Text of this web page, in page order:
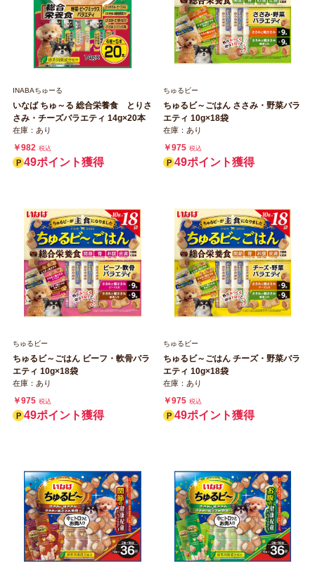
INABAちゅーる
いなば ちゅ～る 総合栄養食 とりさ
さみ・チーズバラエティ 14g×20本
在庫：あり
￥982 税込
49ポイント獲得
ちゅるビー
ちゅるビ～ごはん ささみ・野菜バラ
エティ 10g×18袋
在庫：あり
￥975 税込
49ポイント獲得
ちゅるビー
ちゅるビ～ごはん ビーフ・軟骨バラ
エティ 10g×18袋
在庫：あり
￥975 税込
49ポイント獲得
ちゅるビー
ちゅるビ～ごはん チーズ・野菜バラ
エティ 10g×18袋
在庫：あり
￥975 税込
49ポイント獲得